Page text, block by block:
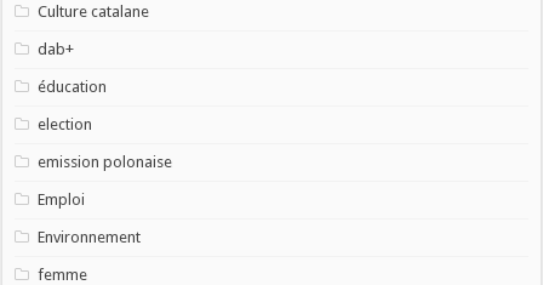
Culture catalane
dab+
éducation
election
emission polonaise
Emploi
Environnement
femme